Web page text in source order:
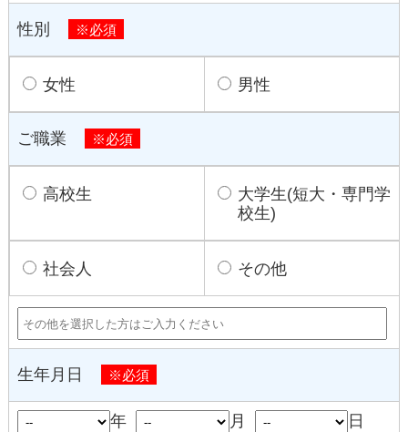
性別 ※必須
女性 男性
ご職業 ※必須
高校生
大学生(短大・専門学
校生)
社会人 その他
生年月日 ※必須
年 月 日